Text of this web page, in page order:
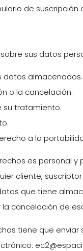
de suscripción
sobre sus datos
datos almacenados.
o la cancelación.
su tratamiento.
a la
es personal
cliente,
que tiene
cancelación de
tiene que